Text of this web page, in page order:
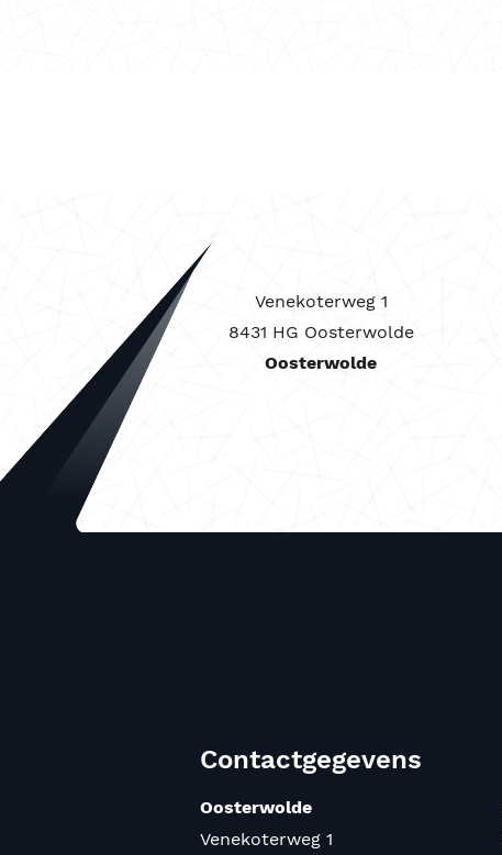
Venekoterweg 1
8431 HG Oosterwolde
Oosterwolde
Contactgegevens
Oosterwolde
Venekoterweg 1